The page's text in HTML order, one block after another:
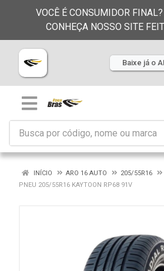
VOCÊ É CONSUMIDOR
CONHEÇA NOSSO SITE
Baixe já o
INÍCIO ARO 16 AUTO
205/55R16
PNEU 205/55R16 KAYTOON RP68 91V